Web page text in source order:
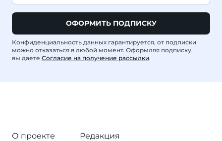
ОФОРМИТЬ ПОДПИСКУ
Конфиденциальность данных гарантируется, от подписки
можно отказаться в любой момент. Оформляя подписку,
вы даете Согласие на получение рассылки.
О проекте
Редакция